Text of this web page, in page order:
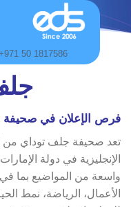
to
50 1817586
فرص الإعلان في
تعد صحيفة جلف توداي من
الإنجليزية في دولة
واسعة من المواضيع بما في
الأعمال، الرياضة، نمط